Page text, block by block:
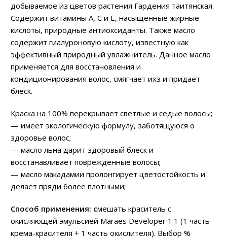
добываемое из цветов растения Гардения таитянская.
Содержит витамины А, С и Е, насыщенные жирные
кислоты, природные антиоксиданты. Также масло
содержит гиалуроновую кислоту, известную как
эффективный природный увлажнитель. Данное масло
применяется для восстановления и
кондиционирования волос, смягчает ихз и придает
блеск.
Краска на 100% перекрывает светлые и седые волосы;
— имеет экологическую формулу, заботящуюся о
здоровье волос;
— масло льна дарит здоровый блеск и
восстанавливает поврежденные волосы;
— масло макадамии пролонгирует цветостойкость и
делает пряди более плотными;
Способ применения: смешать краситель с
окисляющей эмульсией Maraes Developer 1:1 (1 часть
крема-красителя + 1 часть окислителя). Выбор %